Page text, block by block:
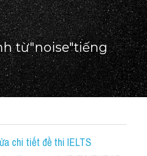
từ"noise"tiếng
chi tiết đề thi IELTS